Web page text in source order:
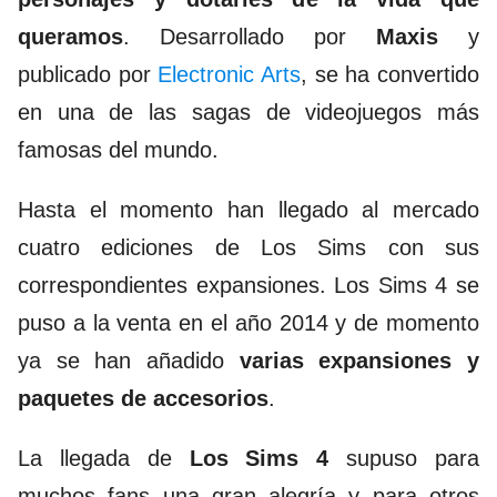
queramos. Desarrollado por Maxis y
publicado por Electronic Arts, se ha convertido
en una de las sagas de videojuegos más
famosas del mundo.
Hasta el momento han llegado al mercado
cuatro ediciones de Los Sims con sus
correspondientes expansiones. Los Sims 4 se
puso a la venta en el año 2014 y de momento
ya se han añadido varias expansiones y
paquetes de accesorios.
La llegada de Los Sims 4 supuso para